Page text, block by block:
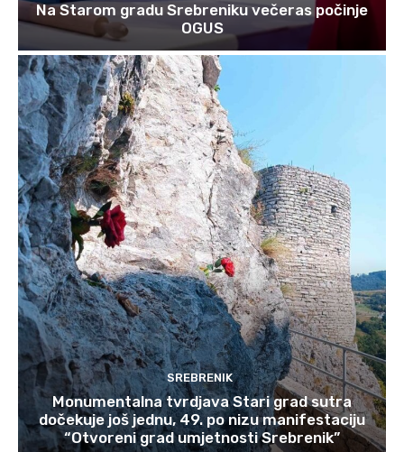
Na Starom gradu Srebreniku večeras počinje
OGUS
SREBRENIK
Monumentalna tvrdjava Stari grad sutra
dočekuje još jednu, 49. po nizu manifestaciju
“Otvoreni grad umjetnosti Srebrenik”